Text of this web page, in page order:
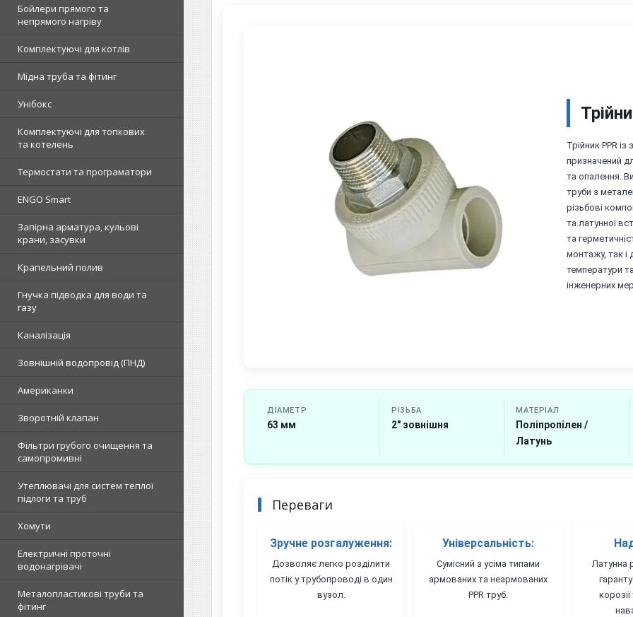
Бойлери прямого та
непрямого нагріву
Комплектуючі для котлів
Мідна труба та фітинг
Унібокс
Комплектуючі для топкових
та котелень
Термостати та програматори
ENGO Smart
Запірна арматура, кульові
крани, засувки
Крапельний полив
Гнучка підводка для води та
газу
Каналізація
Зовнішній водопровід (ПНД)
Американки
Зворотній клапан
Фільтри грубого очищення та
самопромивні
Утеплювачі для систем теплої
підлоги та труб
Хомути
Електричні проточні
водонагрівачі
Металопластикові труби та
фітинг
Трійник PPR
призначений
та опалення.
труби з
різьбові
та латунної
та
монтажу, так і
температури
інженерних
ДІАМЕТР
63 мм
РІЗЬБА
2" зовнішня
МАТЕРІАЛ
Поліпропілен /
Латунь
Переваги
Зручне розгалуження:
Дозволяє легко розділити
потік у трубопроводі в один
вузол.
Універсальність:
Сумісний з усіма типами
армованих та неармованих
PPR труб.
Латунна